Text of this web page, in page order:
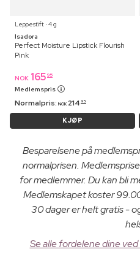
Leppestift ⋅ 4 g
Isadora
Perfect Moisture Lipstick Flourish
Pink
NOK 165 95
Medlemspris
Normalpris: NOK 214 95
KJØP
Besparelsene på
normalprisen.
for medlemmer. Du kan bli
Medlemskapet koster
30 dager er helt gratis -
Se alle fordelene dine